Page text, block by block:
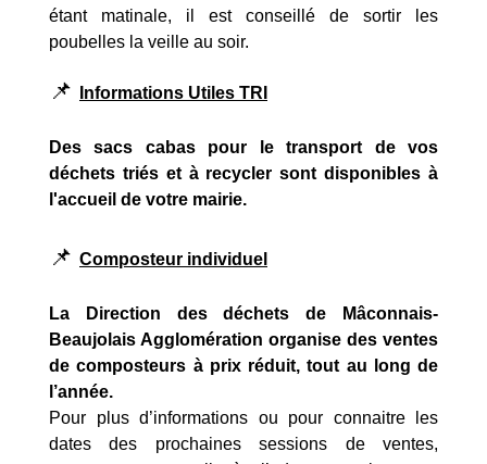
étant matinale, il est conseillé de sortir les
poubelles la veille au soir.
📌 Informations Utiles TRI
Des sacs cabas pour le transport de vos
déchets triés et à recycler sont disponibles à
l'accueil de votre mairie.
📌 Composteur individuel
La Direction des déchets de Mâconnais-
Beaujolais Agglomération organise des ventes
de composteurs à prix réduit, tout au long de
l’année.
Pour plus d’informations ou pour connaitre les
dates des prochaines sessions de ventes,